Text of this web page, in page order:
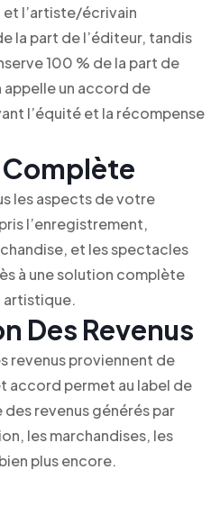
l’artiste/écrivain
la part de l’éditeur, tandis
100 % de la part de
appelle un accord de
l’équité et la récompense
les aspects de votre
l’enregistrement,
et les spectacles
à une solution complète
artistique.
Des Revenus
revenus proviennent de
accord permet au label de
revenus générés par
les marchandises, les
plus encore.